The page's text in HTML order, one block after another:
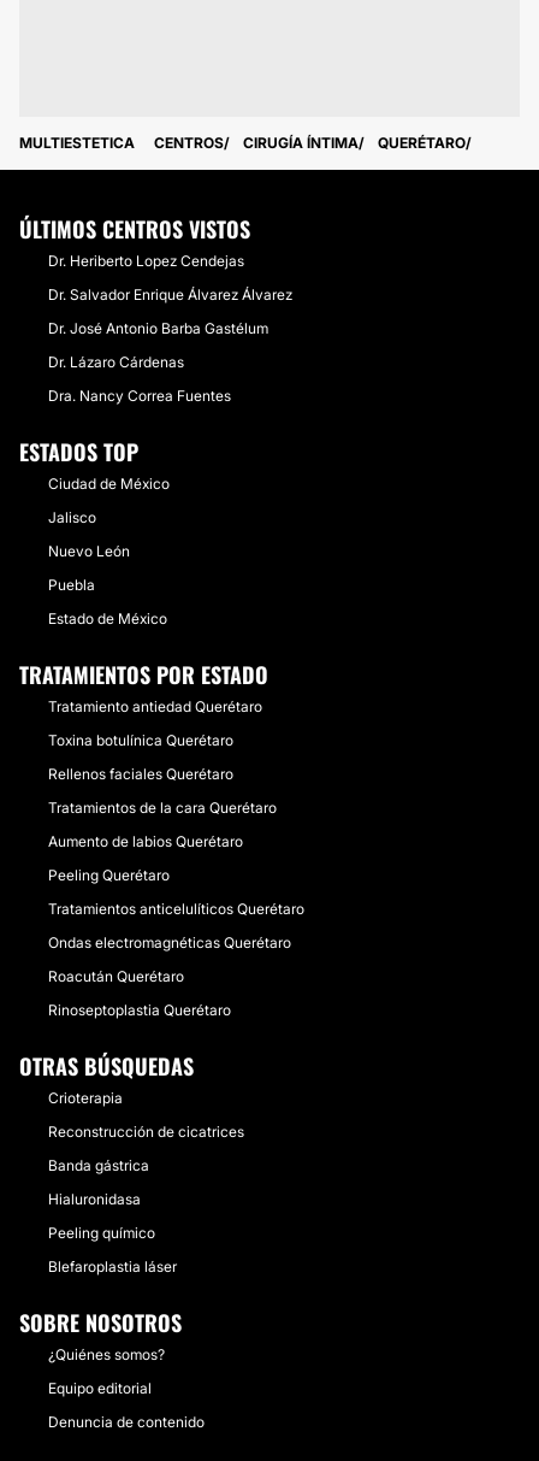
MULTIESTETICA CENTROS CIRUGÍA ÍNTIMA QUERÉTARO
ÚLTIMOS CENTROS VISTOS
Dr. Heriberto Lopez Cendejas
Dr. Salvador Enrique Álvarez Álvarez
Dr. José Antonio Barba Gastélum
Dr. Lázaro Cárdenas
Dra. Nancy Correa Fuentes
ESTADOS TOP
Ciudad de México
Jalisco
Nuevo León
Puebla
Estado de México
TRATAMIENTOS POR ESTADO
Tratamiento antiedad Querétaro
Toxina botulínica Querétaro
Rellenos faciales Querétaro
Tratamientos de la cara Querétaro
Aumento de labios Querétaro
Peeling Querétaro
Tratamientos anticelulíticos Querétaro
Ondas electromagnéticas Querétaro
Roacután Querétaro
Rinoseptoplastia Querétaro
OTRAS BÚSQUEDAS
Crioterapia
Reconstrucción de cicatrices
Banda gástrica
Hialuronidasa
Peeling químico
Blefaroplastia láser
SOBRE NOSOTROS
¿Quiénes somos?
Equipo editorial
Denuncia de contenido